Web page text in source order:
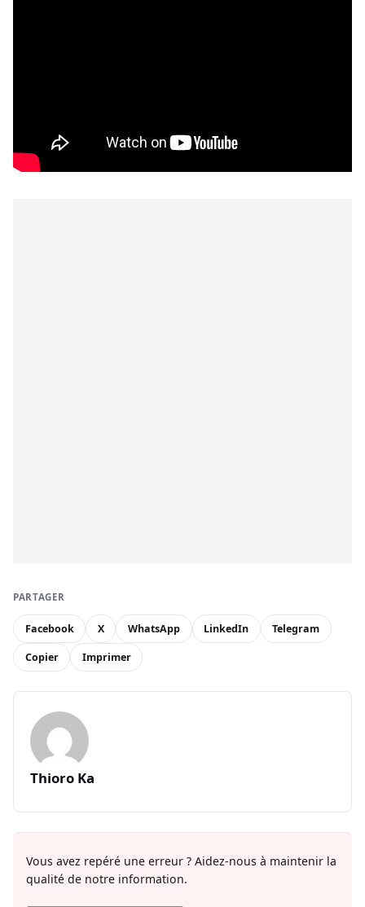
PARTAGER
Facebook X WhatsApp LinkedIn Telegram
Copier Imprimer
Thioro Ka
Vous avez repéré une erreur ? Aidez-nous à maintenir la
qualité de notre information.